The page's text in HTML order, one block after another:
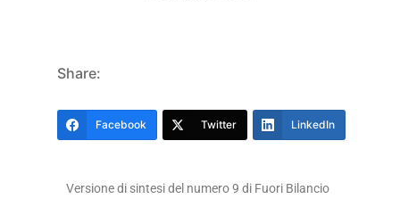
Share:
Facebook Twitter LinkedIn
Versione di sintesi del numero 9 di Fuori Bilancio